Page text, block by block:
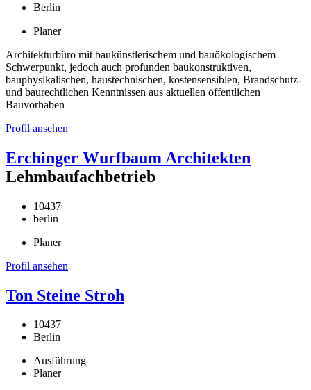
Berlin
Planer
Architekturbüro mit baukünstlerischem und bauökologischem
Schwerpunkt, jedoch auch profunden baukonstruktiven,
bauphysikalischen, haustechnischen, kostensensiblen, Brandschutz-
und baurechtlichen Kenntnissen aus aktuellen öffentlichen
Bauvorhaben
Profil ansehen
Erchinger Wurfbaum Architekten
Lehmbaufachbetrieb
10437
berlin
Planer
Profil ansehen
Ton Steine Stroh
10437
Berlin
Ausführung
Planer